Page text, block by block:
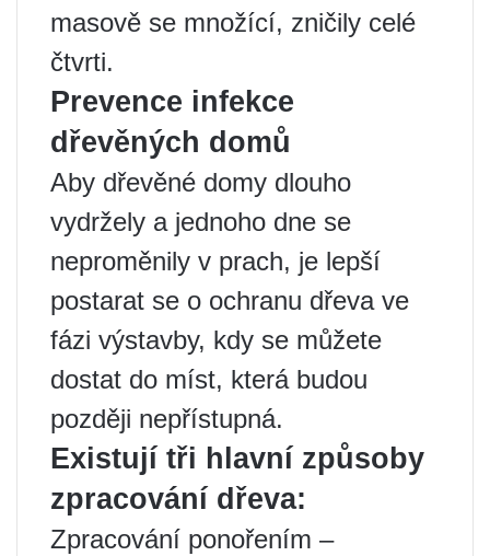
masově se množící, zničily celé
čtvrti.
Prevence infekce
dřevěných domů
Aby dřevěné domy dlouho
vydržely a jednoho dne se
neproměnily v prach, je lepší
postarat se o ochranu dřeva ve
fázi výstavby, kdy se můžete
dostat do míst, která budou
později nepřístupná.
Existují tři hlavní způsoby
zpracování dřeva:
Zpracování ponořením –